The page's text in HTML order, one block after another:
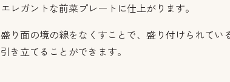
エレガントな前菜プレートに仕上がります。
盛り面の境の線をなくすことで、盛り付けられてい
引き立てることができます。